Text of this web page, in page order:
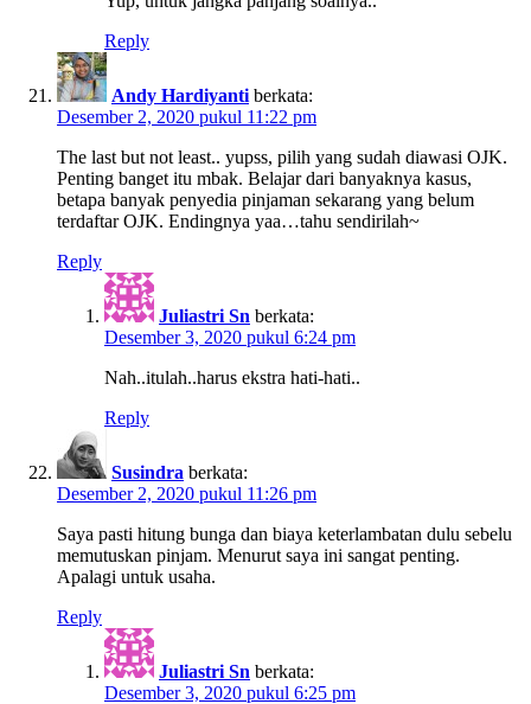
Reply
Andy Hardiyanti berkata:
Desember 2, 2020 pukul 11:22 pm
The last but not least.. yupss, pilih yang sudah diawasi OJK.
Penting banget itu mbak. Belajar dari banyaknya kasus,
betapa banyak penyedia pinjaman sekarang yang belum
terdaftar OJK. Endingnya yaa…tahu sendirilah~
Reply
Juliastri Sn berkata:
Desember 3, 2020 pukul 6:24 pm
Nah..itulah..harus ekstra hati-hati..
Reply
Susindra berkata:
Desember 2, 2020 pukul 11:26 pm
Saya pasti hitung bunga dan biaya keterlambatan dulu sebelu
memutuskan pinjam. Menurut saya ini sangat penting.
Apalagi untuk usaha.
Reply
Juliastri Sn berkata:
Desember 3, 2020 pukul 6:25 pm